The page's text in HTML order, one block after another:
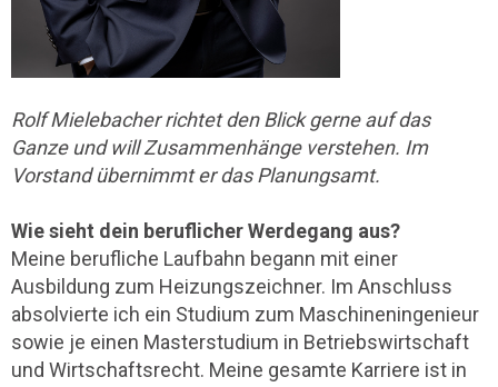
Rolf Mielebacher richtet den Blick gerne auf das
Ganze und will Zusammenhänge verstehen. Im
Vorstand übernimmt er das Planungsamt.
Wie sieht dein beruflicher Werdegang aus?
Meine berufliche Laufbahn begann mit einer
Ausbildung zum Heizungszeichner. Im Anschluss
absolvierte ich ein Studium zum Maschineningenieur
sowie je einen Masterstudium in Betriebswirtschaft
und Wirtschaftsrecht. Meine gesamte Karriere ist in